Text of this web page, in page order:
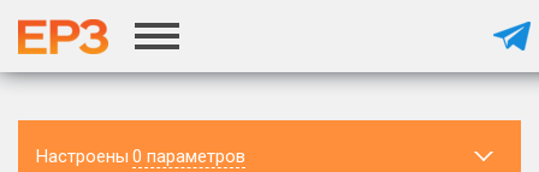
Настроены 0 параметров